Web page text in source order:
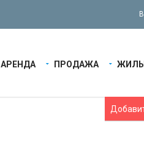
АРЕНДА ПРОДАЖА